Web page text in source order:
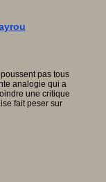
pas tous
analogie qui a
une critique
fait peser sur